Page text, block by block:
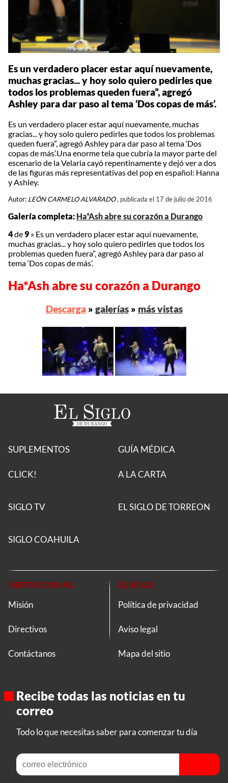
Es un verdadero placer estar aquí nuevamente,
muchas gracias... y hoy solo quiero pedirles que
todos los problemas queden fuera”, agregó
Ashley para dar paso al tema ‘Dos copas de más’.
Es un verdadero placer estar aquí nuevamente, muchas
gracias... y hoy solo quiero pedirles que todos los problemas
queden fuera”, agregó Ashley para dar paso al tema ‘Dos
copas de más’.Una enorme tela que cubría la mayor parte del
escenario de la Velaria cayó repentinamente y dejó ver a dos
de las figuras más representativas del pop en español: Hanna
y Ashley.
Autor: LEÓN CARMELO ALVARADO , publicada el 17 de julio de 2016
Galería completa: Ha*Ash abre su corazón a Durango
4de 9 » Es un verdadero placer estar aquí nuevamente,
muchas gracias... y hoy solo quiero pedirles que todos los
problemas queden fuera”, agregó Ashley para dar paso al
tema ‘Dos copas de más’.
Ha*Ash abre su corazón a Durango
Descarga» galerías» más vistas
SUPLEMENTOS
CLICK!
GUÍA MÉDICA
A LA CARTA
SIGLO TV EL SIGLO DE TORREON
SIGLO COAHUILA
INSTITUCIONAL
Misión
Directivos
Contáctanos
EL SIGLO
Política de privacidad
Aviso legal
Mapa del sitio
Recibe todas las noticias en tu
correo
Todo lo que necesitas saber para comenzar tu día